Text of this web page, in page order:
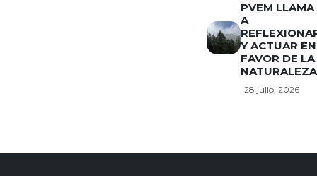
PVEM LLAMA
A
Y ACTUAR EN
FAVOR DE LA
NATURALEZA
28 julio, 2026